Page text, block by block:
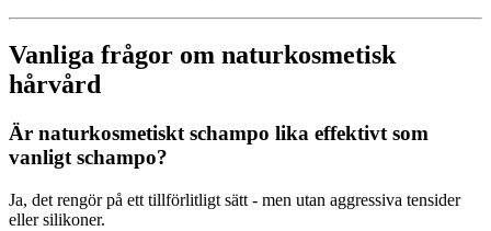
Vanliga frågor om naturkosmetisk
hårvård
Är naturkosmetiskt schampo lika effektivt som
vanligt schampo?
Ja, det rengör på ett tillförlitligt sätt - men utan aggressiva tensider
eller silikoner.